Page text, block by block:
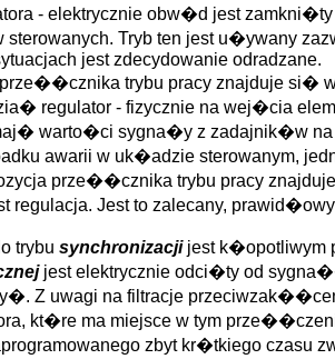
- elektrycznie obw�d jest
Tryb ten jest u�ywany
jest zdecydowanie odradzane.
prze��cznika trybu pracy znajduje si�
regulator - fizycznie na wej�cia
warto�ci sygna�y z zadajnik�w na
awarii w uk�adzie sterowanym,
prze��cznika trybu pracy
Jest to zalecany, prawid�owy
trybu synchronizacjijest k�opotliwym
jest elektrycznie odci�ty od
Z uwagi na filtracje
kt�re ma miejsce w tym
zbyt kr�tkiego